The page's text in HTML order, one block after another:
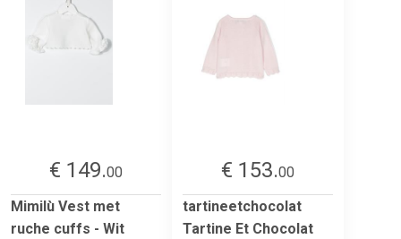
€ 149.00
Mimilù Vest met
ruche cuffs - Wit
€ 153.00
tartineetchocolat
Tartine Et Chocolat